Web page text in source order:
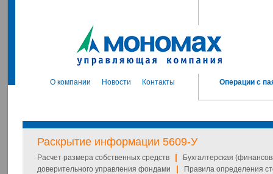
О компании Новости Контакты Операции с
Раскрытие информации 5609-У
Расчет размера собственных средств |
Бухгалтерская
доверительного управления фондами
|
Правила определения